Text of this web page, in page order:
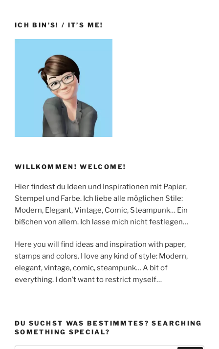
ICH BIN’S! / IT’S ME!
WILLKOMMEN! WELCOME!
Hier findest du Ideen und Inspirationen mit Papier,
Stempel und Farbe. Ich liebe alle möglichen Stile:
Modern, Elegant, Vintage, Comic, Steampunk… Ein
bißchen von allem. Ich lasse mich nicht festlegen…
Here you will find ideas and inspiration with paper,
stamps and colors. I love any kind of style: Modern,
elegant, vintage, comic, steampunk… A bit of
everything. I don’t want to restrict myself…
DU SUCHST WAS BESTIMMTES? SEARCHING
SOMETHING SPECIAL?